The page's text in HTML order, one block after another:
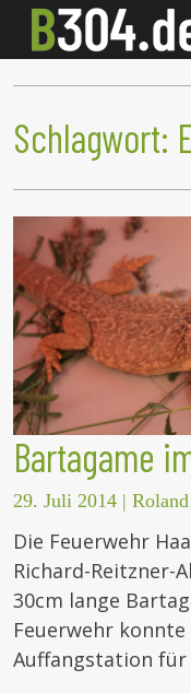
Schlagwort:
Bartagame
29. Juli 2014 |
Die Feuerwehr
Richard-Reitzner-
30cm lange
Feuerwehr
Auffangstation für